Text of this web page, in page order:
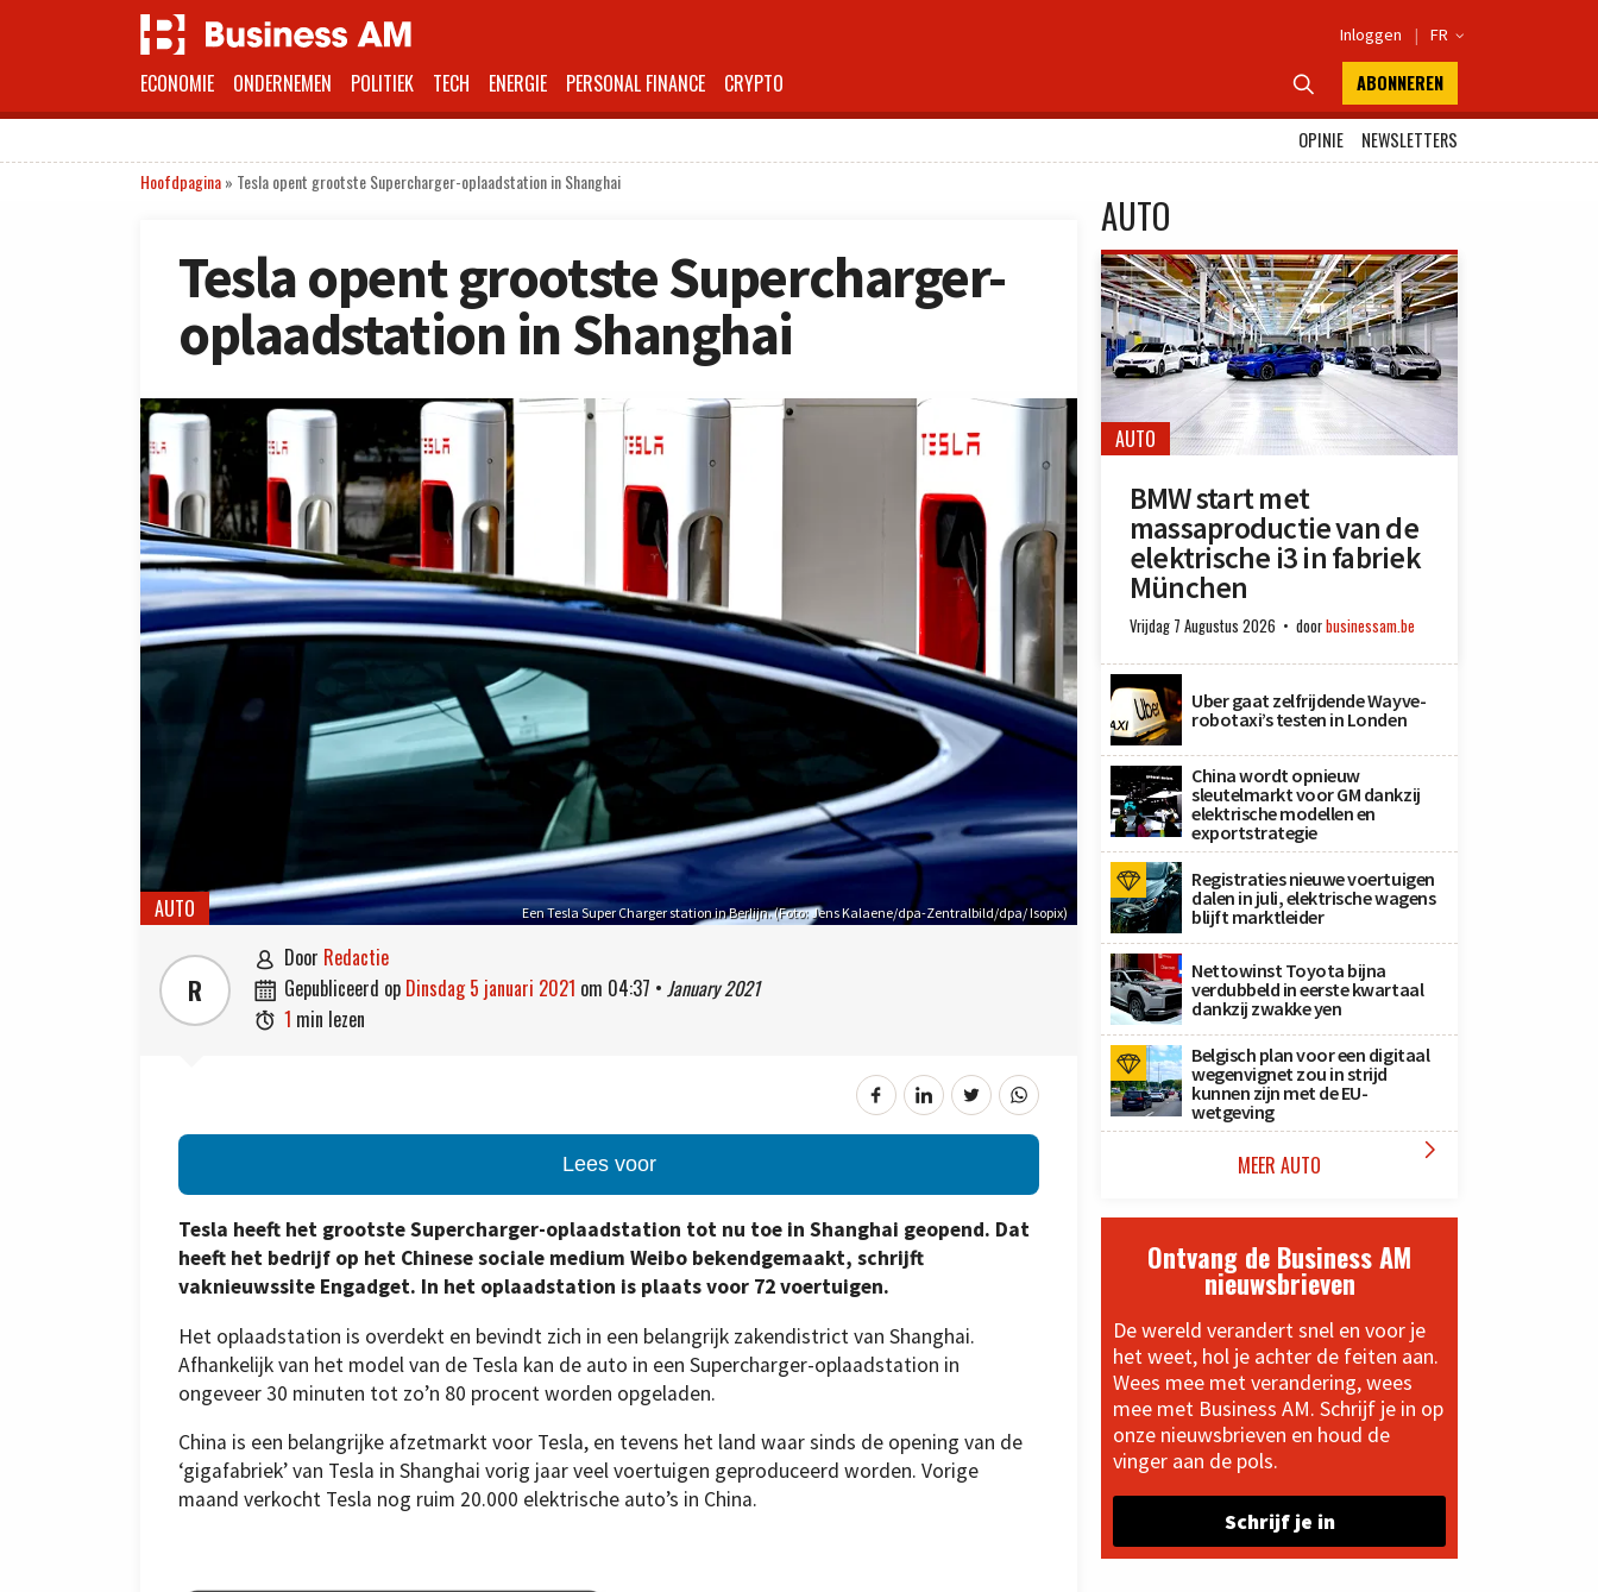
Inloggen | FR 
ECONOMIE ONDERNEMEN POLITIEK TECH ENERGIE PERSONAL FINANCE CRYPTO  ABONNEREN
OPINIE
NEWSLETTERS
Hoofdpagina» Tesla opent grootste Supercharger-oplaadstation in Shanghai
Tesla opent grootste Supercharger-
oplaadstation in Shanghai
Een Tesla Super Charger station in Berlijn. (Foto: Jens Kalaene/dpa-Zentralbild/dpa/ Isopix)
AUTO
R
 door Redactie
 gepubliceerd op dinsdag 5 januari 2021 om 04:37 • January 2021
 1 min lezen
Lees voor
Tesla heeft het grootste Supercharger-oplaadstation tot nu toe in Shanghai geopend. Dat
heeft het bedrijf op het Chinese sociale medium Weibo bekendgemaakt, schrijft
vaknieuwssite Engadget. In het oplaadstation is plaats voor 72 voertuigen.
Het oplaadstation is overdekt en bevindt zich in een belangrijk zakendistrict van Shanghai.
Afhankelijk van het model van de Tesla kan de auto in een Supercharger-oplaadstation in
ongeveer 30 minuten tot zo’n 80 procent worden opgeladen.
China is een belangrijke afzetmarkt voor Tesla, en tevens het land waar sinds de opening van de
‘gigafabriek’ van Tesla in Shanghai vorig jaar veel voertuigen geproduceerd worden. Vorige
maand verkocht Tesla nog ruim 20.000 elektrische auto’s in China.
AUTO
AUTO
BMW start met
massaproductie van de
elektrische i3 in fabriek
München
Vrijdag 7 Augustus 2026 doorbusinessam.be
Uber gaat zelfrijdende Wayve-
robotaxi’s testen in Londen
China wordt opnieuw
sleutelmarkt voor GM dankzij
elektrische modellen en
exportstrategie
Registraties nieuwe voertuigen
dalen in juli, elektrische wagens
blijft marktleider
Nettowinst Toyota bijna
verdubbeld in eerste kwartaal
dankzij zwakke yen
Belgisch plan voor een digitaal
wegenvignet zou in strijd
kunnen zijn met de EU-
wetgeving
MEER AUTO 
Ontvang de Business AM
nieuwsbrieven
De wereld verandert snel en voor je
het weet, hol je achter de feiten aan.
Wees mee met verandering, wees
mee met Business AM. Schrijf je in op
onze nieuwsbrieven en houd de
vinger aan de pols.
Schrijf je in